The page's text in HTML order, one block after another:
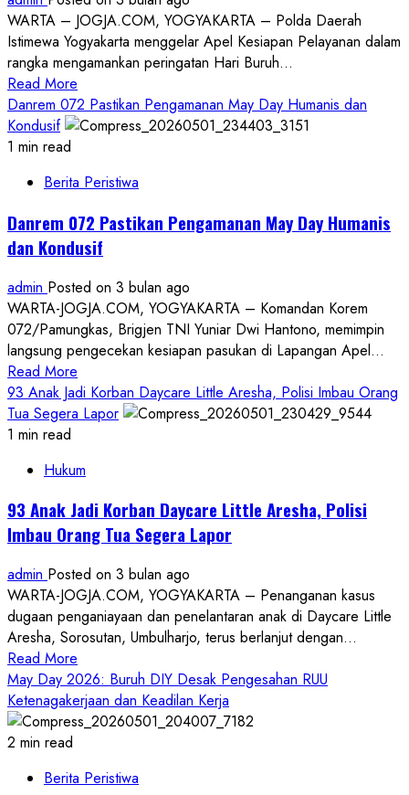
Persiapan
Menuju
Kejurnas
WARTA – JOGJA.COM, YOGYAKARTA – Polda Daerah
Istimewa Yogyakarta menggelar Apel Kesiapan Pelayanan dalam
rangka mengamankan peringatan Hari Buruh...
Read More
more
about
Terapkan
Humanis
dan
Amankan
May
Day
2026
Danrem 072 Pastikan Pengamanan May Day Humanis dan
Kondusif
1 min read
Berita Peristiwa
Danrem 072 Pastikan Pengamanan May Day Humanis
dan Kondusif
admin Posted on 3 bulan ago
WARTA-JOGJA.COM, YOGYAKARTA – Komandan Korem
072/Pamungkas, Brigjen TNI Yuniar Dwi Hantono, memimpin
langsung pengecekan kesiapan pasukan di Lapangan Apel...
Read More
more
about
Pastikan
May
Day
dan
Kondusif
93 Anak Jadi Korban Daycare Little Aresha, Polisi Imbau Orang
Tua Segera Lapor
1 min read
Hukum
93 Anak Jadi Korban Daycare Little Aresha, Polisi
Imbau Orang Tua Segera Lapor
admin Posted on 3 bulan ago
WARTA-JOGJA.COM, YOGYAKARTA – Penanganan kasus
dugaan penganiayaan dan penelantaran anak di Daycare Little
Aresha, Sorosutan, Umbulharjo, terus berlanjut dengan...
Read More
more
about
93
Korban
May Day 2026: Buruh DIY Desak Pengesahan RUU
Ketenagakerjaan dan Keadilan Kerja
2 min read
Berita Peristiwa